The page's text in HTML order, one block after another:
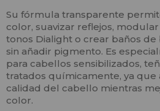
Su fórmula transparente
color, suavizar reflejos,
tonos Dialight o crear baños
sin añadir pigmento. Es
para cabellos sensibilizados,
tratados químicamente, ya que
calidad del cabello mientras
color.